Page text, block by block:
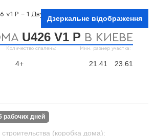
Дзеркальне відображення
U426 V1 P В КИЕВЕ
Количество спалень:
4+
Мин. размер участка:
21.41 23.61
рабочих дней
(коробка дома):